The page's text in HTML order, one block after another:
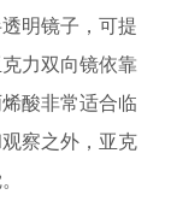
明镜子，可提
力双向镜依靠
酸非常适合临
察之外，亚克